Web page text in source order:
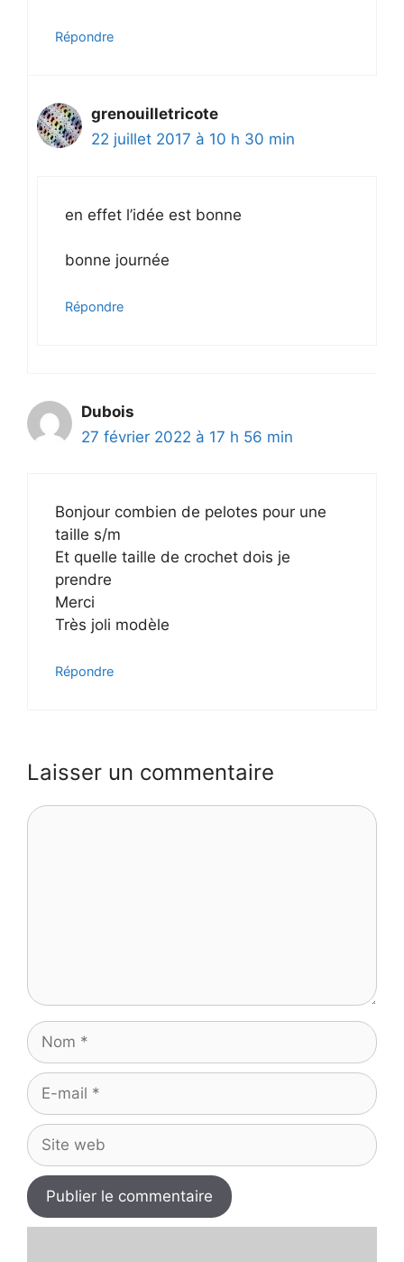
Répondre
grenouilletricote
22 juillet 2017 à 10 h 30 min
en effet l’idée est bonne
bonne journée
Répondre
Dubois
27 février 2022 à 17 h 56 min
Bonjour combien de pelotes pour une
taille s/m
Et quelle taille de crochet dois je
prendre
Merci
Très joli modèle
Répondre
Laisser un commentaire
Commentaire
Nom
E-
mail
Site
web